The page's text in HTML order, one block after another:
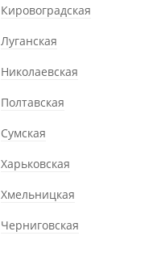
Кировоградская
Луганская
Николаевская
Полтавская
Сумская
Харьковская
Хмельницкая
Черниговская